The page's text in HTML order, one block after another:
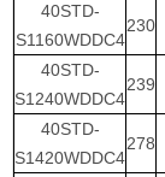
40STD-
S1160WDDC4
230
40STD-
S1240WDDC4
239
40STD-
S1420WDDC4
278